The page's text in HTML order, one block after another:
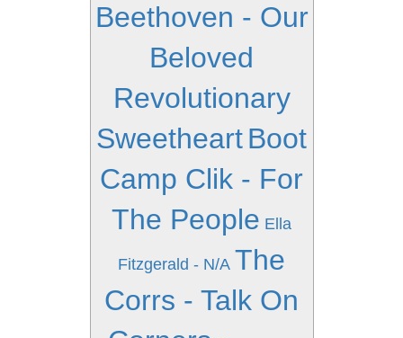
Beethoven - Our
Beloved
Revolutionary
SweetheartBoot
Camp Clik - For
The People Ella
Fitzgerald - N/A The
Corrs - Talk On